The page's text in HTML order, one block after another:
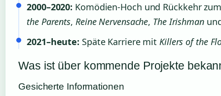
2000–2020: Komödien-Hoch und Rückkehr
the Parents, Reine Nervensache, The Irishman
2021–heute: Späte Karriere mitKillers of the
Was ist über kommende Projekte
Gesicherte Informationen